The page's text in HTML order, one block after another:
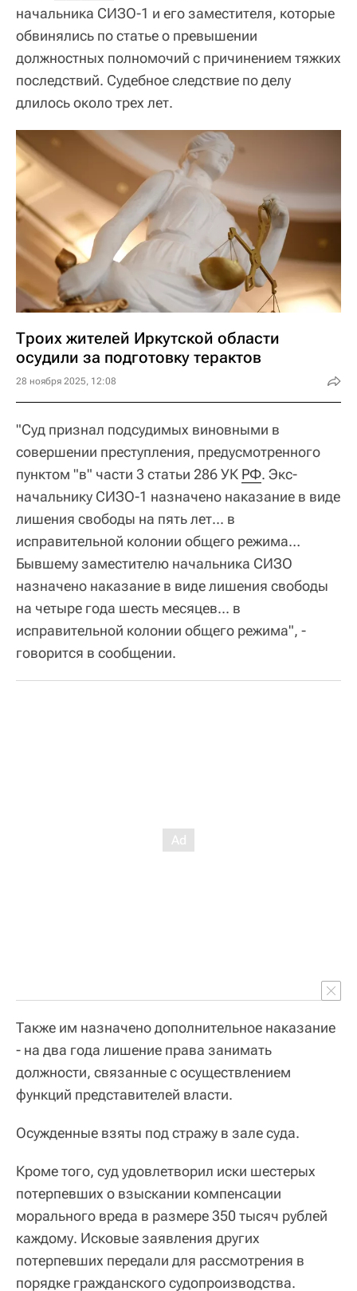
начальника СИЗО-1 и его заместителя, которые
обвинялись по статье о превышении
должностных полномочий с причинением тяжких
последствий. Судебное следствие по делу
длилось около трех лет.
Троих жителей Иркутской области
осудили за подготовку терактов
28 ноября 2025, 12:08
"Суд признал подсудимых виновными в
совершении преступления, предусмотренного
пунктом "в" части 3 статьи 286 УК РФ. Экс-
начальнику СИЗО-1 назначено наказание в виде
лишения свободы на пять лет... в
исправительной колонии общего режима…
Бывшему заместителю начальника СИЗО
назначено наказание в виде лишения свободы
на четыре года шесть месяцев... в
исправительной колонии общего режима", -
говорится в сообщении.
Также им назначено дополнительное наказание
- на два года лишение права занимать
должности, связанные с осуществлением
функций представителей власти.
Осужденные взяты под стражу в зале суда.
Кроме того, суд удовлетворил иски шестерых
потерпевших о взыскании компенсации
морального вреда в размере 350 тысяч рублей
каждому. Исковые заявления других
потерпевших передали для рассмотрения в
порядке гражданского судопроизводства.